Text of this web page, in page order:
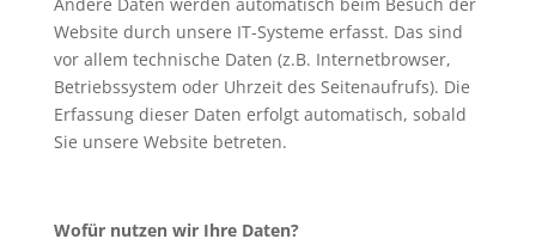
Website durch unsere IT-Systeme erfasst. Das sind
vor allem technische Daten (z.B. Internetbrowser,
Betriebssystem oder Uhrzeit des Seitenaufrufs). Die
Erfassung dieser Daten erfolgt automatisch, sobald
Sie unsere Website betreten.
Wofür nutzen wir Ihre Daten?